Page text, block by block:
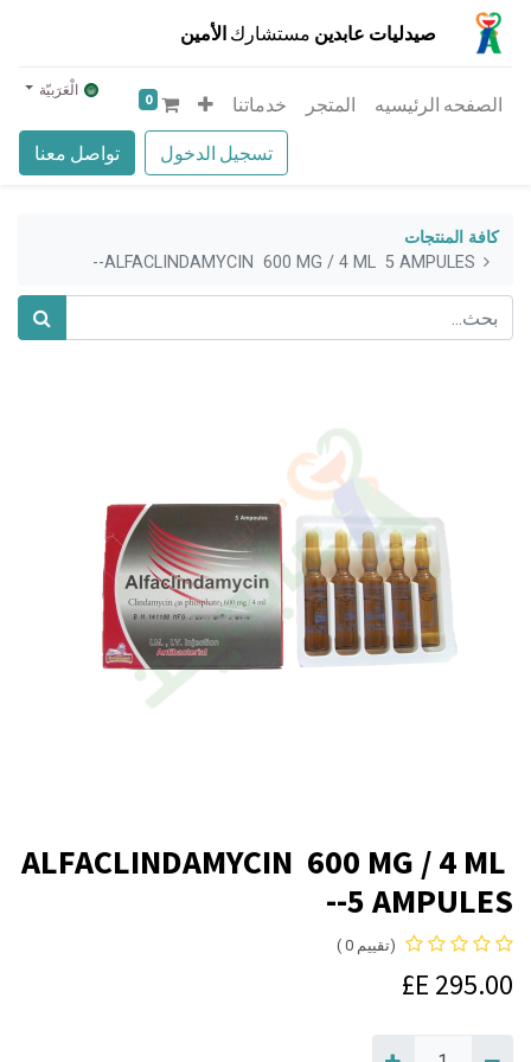
صيدليات عابدين مستشارك الأمين
تسجيل الدخول تواصل معنا
الصفحه الرئيسيه المتجر خدماتنا 0 الْعَرَبيّة
كافة المنتجات
ALFACLINDAMYCIN 600 MG / 4 ML 5 AMPULES--
ALFACLINDAMYCIN 600 MG / 4 ML
5 AMPULES--
(تقييم 0 )
295.00